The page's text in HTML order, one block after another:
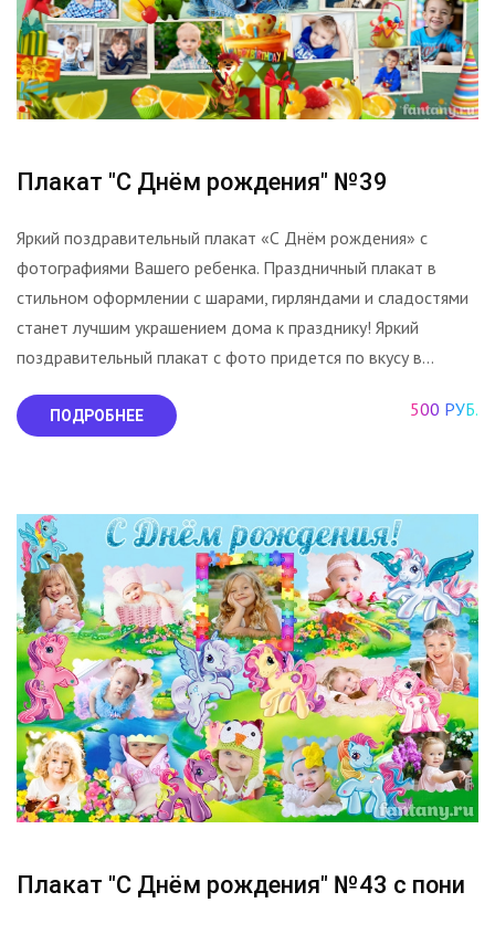
Плакат "С Днём рождения" №39
Яркий поздравительный плакат «С Днём рождения» с
фотографиями Вашего ребенка. Праздничный плакат в
стильном оформлении с шарами, гирляндами и сладостями
станет лучшим украшением дома к празднику! Яркий
поздравительный плакат с фото придется по вкусу в...
ПОДРОБНЕЕ 500 РУБ.
Плакат "С Днём рождения" №43 с пони